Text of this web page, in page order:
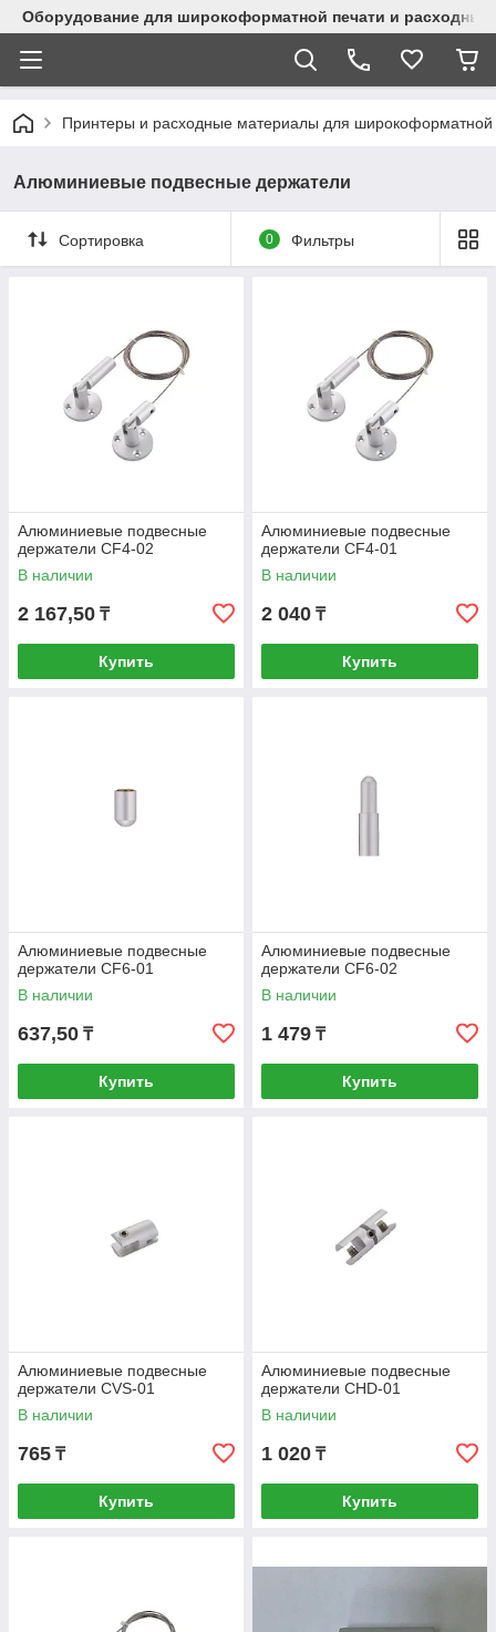
Оборудование для широкоформатной печати и
Принтеры и расходные материалы для широкоформатной
Алюминиевые подвесные держатели
Сортировка 0 Фильтры
Алюминиевые подвесные
держатели CF4-02
В наличии
2 167,50 ₸
Купить
Алюминиевые подвесные
держатели CF4-01
В наличии
2 040 ₸
Купить
Алюминиевые подвесные
держатели CF6-01
В наличии
637,50 ₸
Купить
Алюминиевые подвесные
держатели CF6-02
В наличии
1 479 ₸
Купить
Алюминиевые подвесные
держатели CVS-01
В наличии
765 ₸
Купить
Алюминиевые подвесные
держатели CHD-01
В наличии
1 020 ₸
Купить